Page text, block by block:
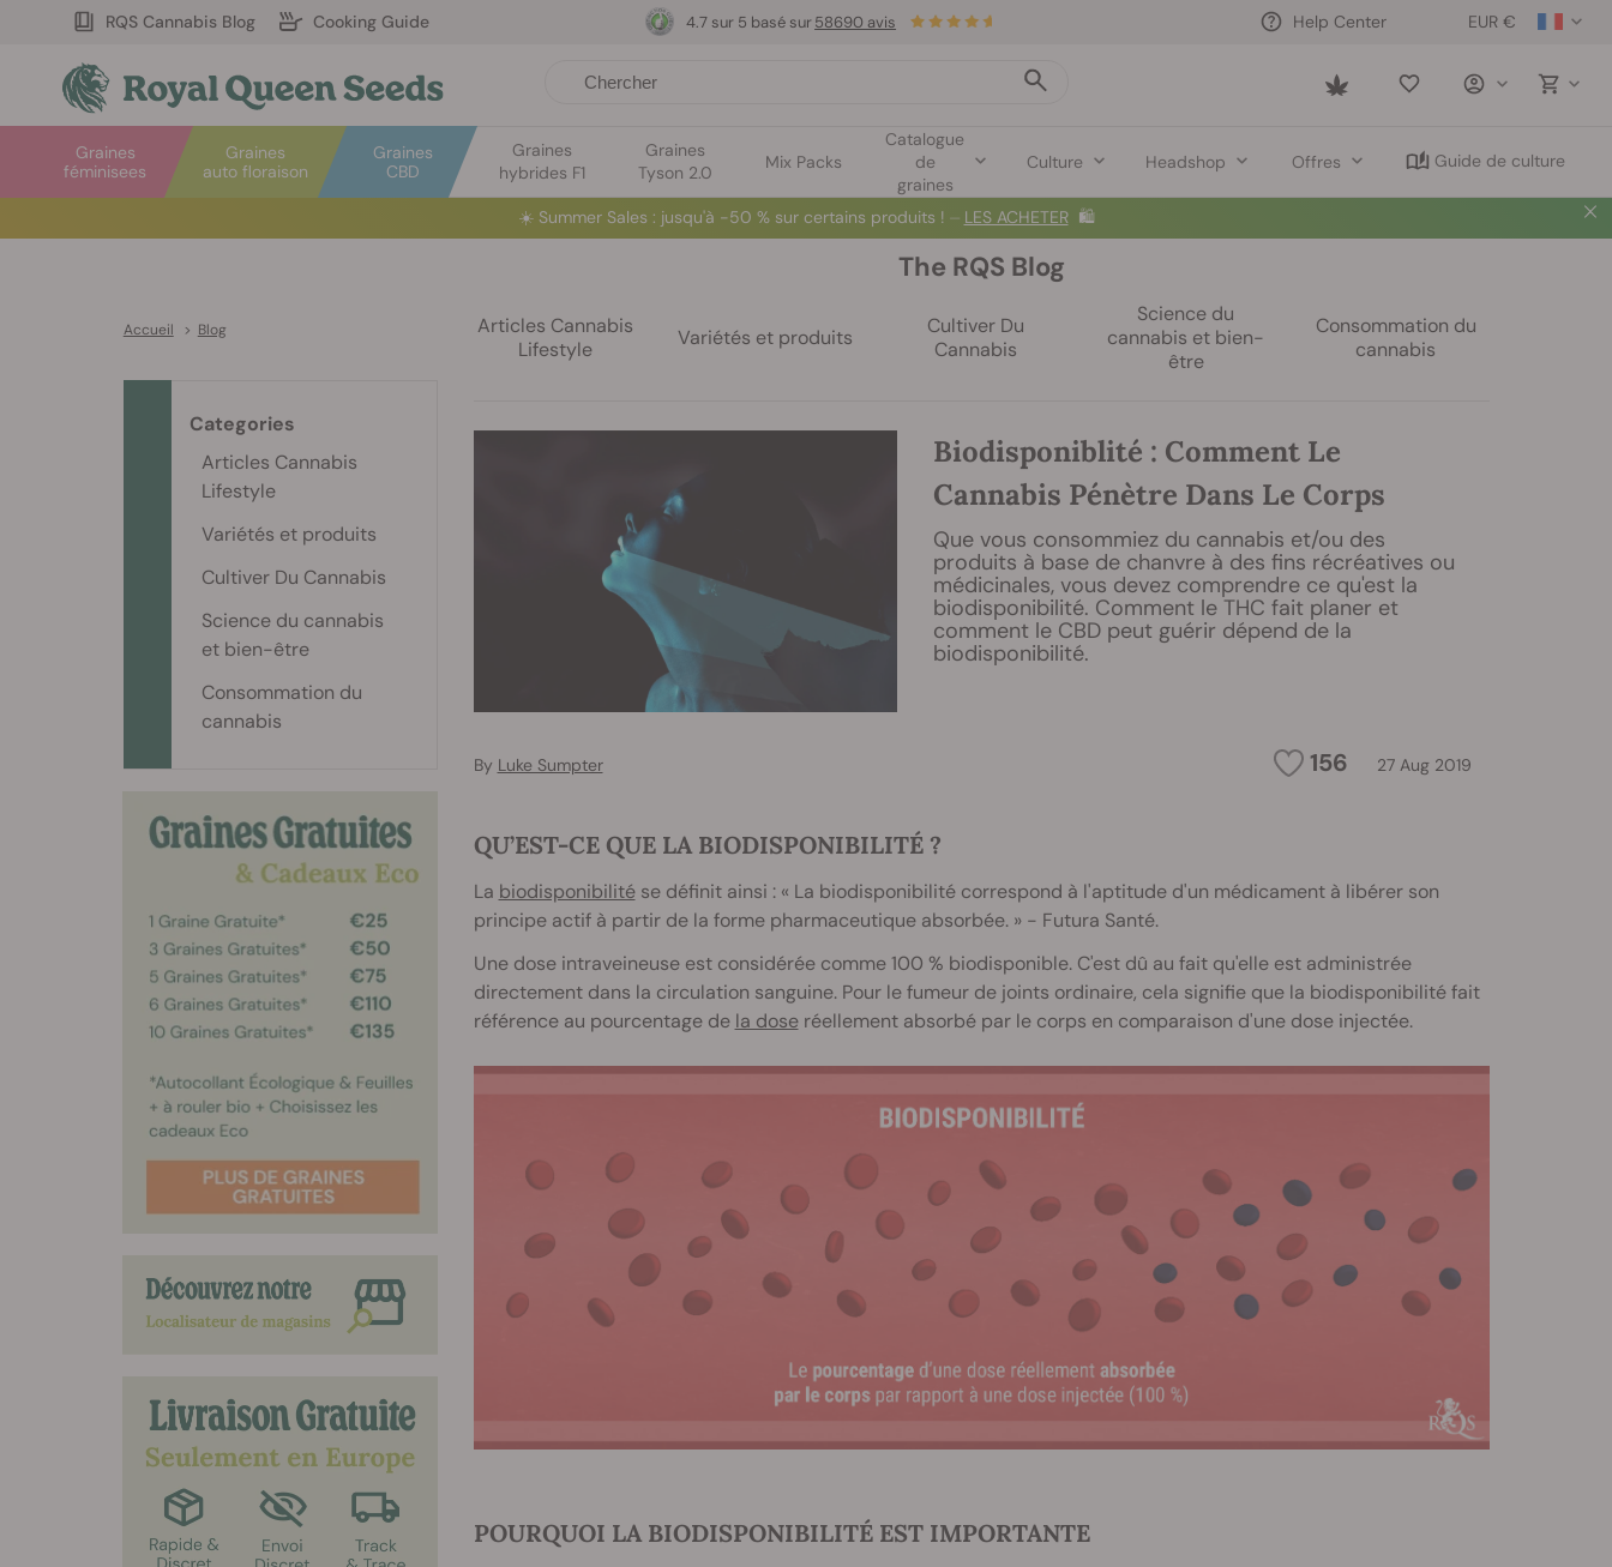
RQS Cannabis Blog Cooking Guide EUR €
Help Center
Saved
Graines
auto floraison
Graines
féminisees
Graines
CBD
Graines
hybrides F1
Graines
Tyson 2.0
Mix Packs
Catalogue
de
graines
Culture Headshop Offres Guide de culture
4.7 sur 5 basé sur58690 avis
☀️ Summer Sales : jusqu'à -50 % sur certains produits ! ⏤ LES ACHETER 🛍️
Accueil > Blog
The RQS Blog
Articles Cannabis
Lifestyle
Variétés et produits
Cultiver Du
Cannabis
Science du
cannabis et bien-
être
Consommation du
cannabis
Biodisponiblité : Comment Le
Cannabis Pénètre Dans Le Corps
Que vous consommiez du cannabis et/ou des
produits à base de chanvre à des fins récréatives ou
médicinales, vous devez comprendre ce qu'est la
biodisponibilité. Comment le THC fait planer et
comment le CBD peut guérir dépend de la
biodisponibilité.
156 27 Aug 2019
By Luke Sumpter
QU’EST-CE QUE LA BIODISPONIBILITÉ ?
La biodisponibilitése définit ainsi : « La biodisponibilité correspond à l'aptitude d'un médicament à libérer son
principe actif à partir de la forme pharmaceutique absorbée. » - Futura Santé.
Une dose intraveineuse est considérée comme 100 % biodisponible. C'est dû au fait qu'elle est administrée
directement dans la circulation sanguine. Pour le fumeur de joints ordinaire, cela signifie que la biodisponibilité fait
référence au pourcentage de la doseréellement absorbé par le corps en comparaison d'une dose injectée.
POURQUOI LA BIODISPONIBILITÉ EST IMPORTANTE
Categories
Articles Cannabis
Lifestyle
Variétés et produits
Cultiver Du Cannabis
Science du cannabis
et bien-être
Consommation du
cannabis